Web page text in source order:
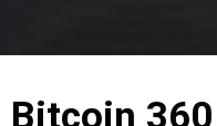
Bitcoin